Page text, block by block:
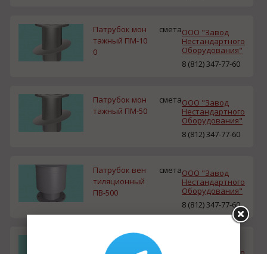
Патрубок мон
тажный ПМ-10
0
сметаООО "Завод
Нестандартного
Оборудования"
8 (812) 347-77-60
Патрубок мон
тажный ПМ-50
сметаООО "Завод
Нестандартного
Оборудования"
8 (812) 347-77-60
Патрубок вен
тиляционный
ПВ-500
сметаООО "Завод
Нестандартного
Оборудования"
8 (812) 347-77-60
Патрубок вен
тиляционный